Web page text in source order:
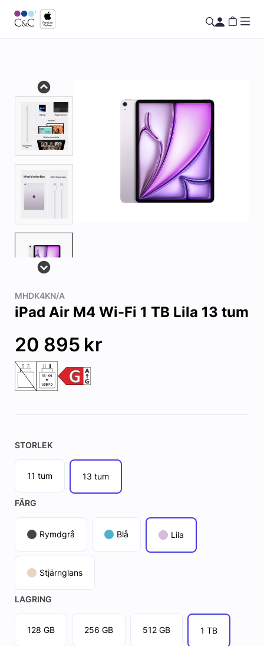
MHDK4KN/A
iPad Air M4 Wi-Fi 1 TB Lila 13 tum
20 895 kr
STORLEK
11 tum 13 tum
FÄRG
Rymdgrå Blå Lila
Stjärnglans
LAGRING
128 GB 256 GB 512 GB 1 TB